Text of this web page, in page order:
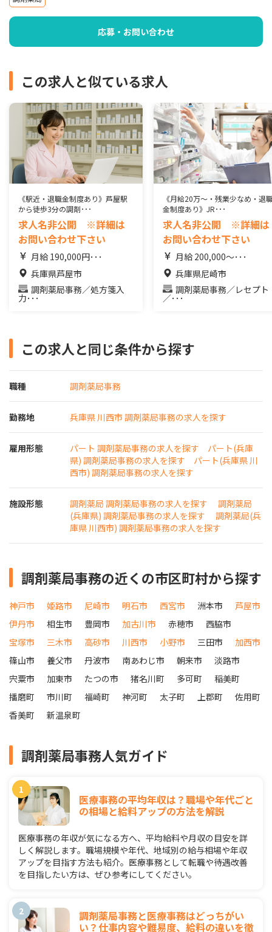
応募・お問い合わせ
この求人と似ている求人
《駅近・退職金制度あり》芦屋駅
から徒歩3分の調剤･･･
求人名非公開 ※詳細は
お問い合わせ下さい
月給 190,000円･･･
兵庫県芦屋市
調剤薬局事務／処方箋入
力･･･
《月給20万～・残業少なめ・退
金制度あり》JR･･･
求人名非公開 ※詳細は
お問い合わせ下さい
月給 200,000～･･･
兵庫県尼崎市
調剤薬局事務／レセプト
／･･･
この求人と同じ条件から探す
職種 調剤薬局事務
勤務地 兵庫県 川西市 調剤薬局事務の求人を探す
雇用形態 パート 調剤薬局事務の求人を探す
パート(兵庫
県) 調剤薬局事務の求人を探す
パート(兵庫県 川
西市) 調剤薬局事務の求人を探す
施設形態 調剤薬局 調剤薬局事務の求人を探す
調剤薬局
(兵庫県) 調剤薬局事務の求人を探す
調剤薬局(兵
庫県 川西市) 調剤薬局事務の求人を探す
調剤薬局事務の近くの市区町村から探す
神戸市 姫路市 尼崎市 明石市 西宮市 洲本市
芦屋市
伊丹市
相生市 豊岡市 加古川市 赤穂市
西脇市
宝塚市
三木市 高砂市 川西市 小野市 三田市
加西市
篠山市
養父市 丹波市 南あわじ市 朝来市
淡路市
宍粟市
加東市 たつの市 猪名川町 多可町
稲美町
播磨町
市川町 福崎町 神河町 太子町 上郡町
佐用町
香美町
新温泉町
調剤薬局事務人気ガイド
医療事務の平均年収は？職場や年代ごと
の相場と給料アップの方法を解説
医療事務の年収が気になる方へ、平均給料や月収の目安を詳
しく解説します。職場規模や年代、地域別の給与相場や年収
アップを目指す方法も紹介。医療事務として転職や待遇改善
を目指したい方は、ぜひ参考にしてください。
調剤薬局事務と医療事務はどっちがい
い？仕事内容や難易度、給料の違いを徹